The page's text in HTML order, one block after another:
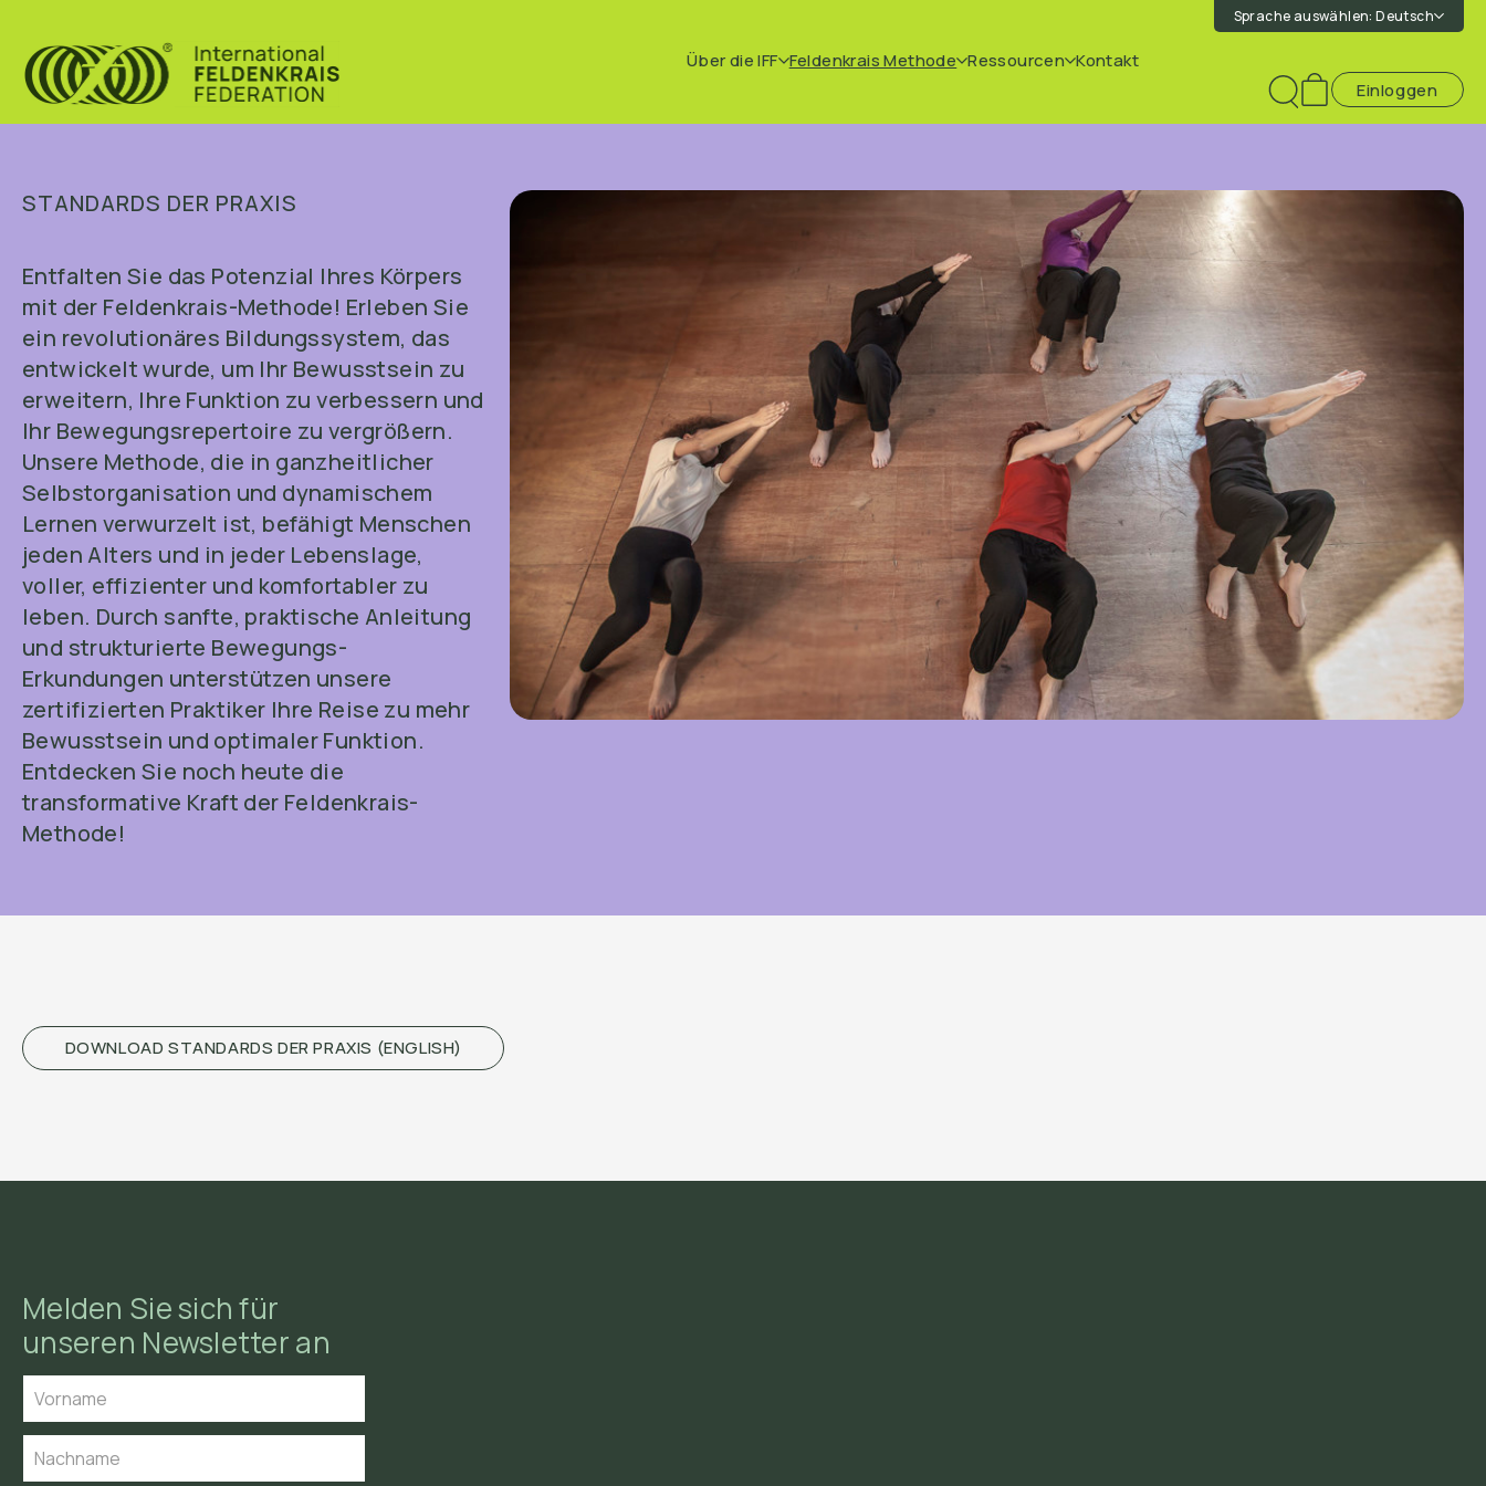
Sprache auswählen:Deutsch
Über die IFF Feldenkrais Methode Ressourcen Kontakt
Toggle
search
Einloggen
STANDARDS DER PRAXIS
Entfalten Sie das Potenzial Ihres Körpers
mit der Feldenkrais-Methode! Erleben Sie
ein revolutionäres Bildungssystem, das
entwickelt wurde, um Ihr Bewusstsein zu
erweitern, Ihre Funktion zu verbessern und
Ihr Bewegungsrepertoire zu vergrößern.
Unsere Methode, die in ganzheitlicher
Selbstorganisation und dynamischem
Lernen verwurzelt ist, befähigt Menschen
jeden Alters und in jeder Lebenslage,
voller, effizienter und komfortabler zu
leben. Durch sanfte, praktische Anleitung
und strukturierte Bewegungs-
Erkundungen unterstützen unsere
zertifizierten Praktiker Ihre Reise zu mehr
Bewusstsein und optimaler Funktion.
Entdecken Sie noch heute die
transformative Kraft der Feldenkrais-
Methode!
DOWNLOAD STANDARDS DER PRAXIS (ENGLISH)
Melden Sie sich für
unseren Newsletter an